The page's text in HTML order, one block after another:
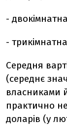
-
-
Середня
(середнє
власниками
практично
доларів (у